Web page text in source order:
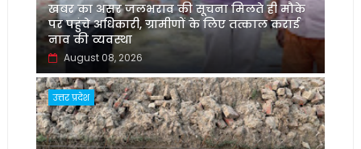
खबर का असर जलभराव की सूचना मिलते ही मौके
पर पहुंचे अधिकारी, ग्रामीणों के लिए तत्काल कराई
नाव की व्यवस्था
August 08, 2026
उत्तर प्रदेश